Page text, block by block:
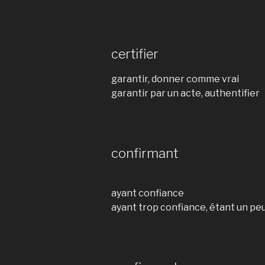
certifier
garantir, donner comme vrai
garantir par un acte, authentifier
confirmant
ayant confiance
ayant trop confiance, étant un